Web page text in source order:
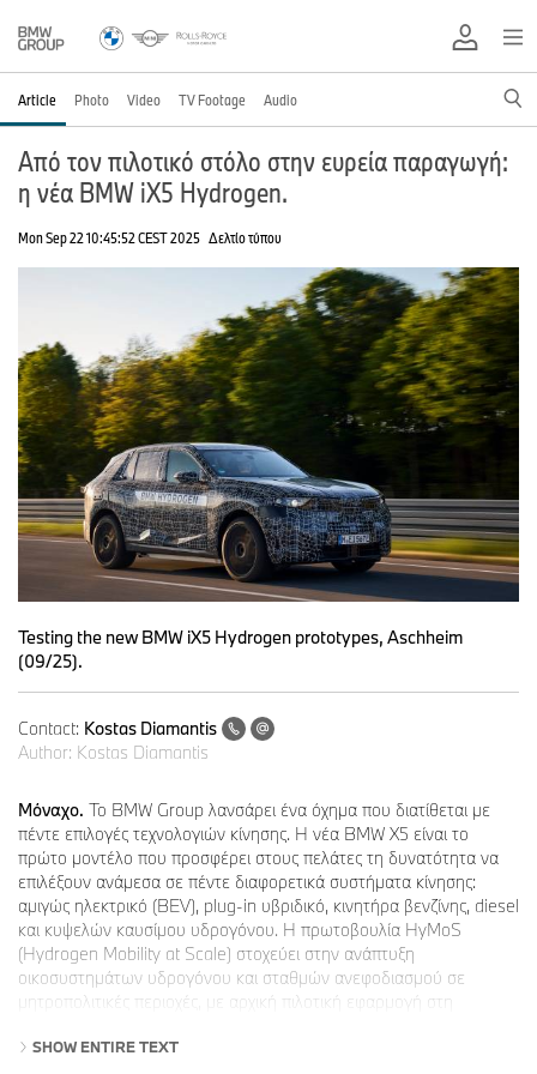
Article Photo Video TV Footage Audio
Από τον πιλοτικό στόλο στην ευρεία παραγωγή:
η νέα BMW iX5 Hydrogen.
Mon Sep 22 10:45:52 CEST 2025 Δελτίο τύπου
Testing the new BMW iX5 Hydrogen prototypes, Aschheim
(09/25).
Contact: Kostas Diamantis
Author: Kostas Diamantis
Μόναχο. Το BMW Group λανσάρει ένα όχημα που διατίθεται με
πέντε επιλογές τεχνολογιών κίνησης. Η νέα BMW X5 είναι το
πρώτο μοντέλο που προσφέρει στους πελάτες τη δυνατότητα να
επιλέξουν ανάμεσα σε πέντε διαφορετικά συστήματα κίνησης:
αμιγώς ηλεκτρικό (BEV), plug-in υβριδικό, κινητήρα βενζίνης, diesel
και κυψελών καυσίμου υδρογόνου. Η πρωτοβουλία HyMoS
(Hydrogen Mobility at Scale) στοχεύει στην ανάπτυξη
οικοσυστημάτων υδρογόνου και σταθμών ανεφοδιασμού σε
μητροπολιτικές περιοχές, με αρχική πιλοτική εφαρμογή στη
SHOW ENTIRE TEXT